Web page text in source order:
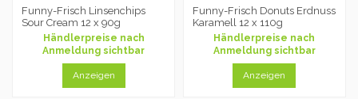
Funny-Frisch Linsenchips
Sour Cream 12 x 90g
Händlerpreise nach
Anmeldung sichtbar
Anzeigen
Funny-Frisch Donuts Erdnuss
Karamell 12 x 110g
Händlerpreise nach
Anmeldung sichtbar
Anzeigen